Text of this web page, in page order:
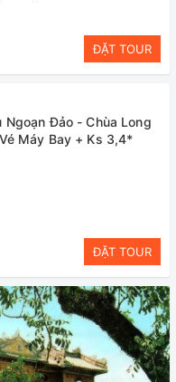
ĐẶT TOUR
Ngoạn Đảo - Chùa Long
Máy Bay + Ks 3,4*
ĐẶT TOUR